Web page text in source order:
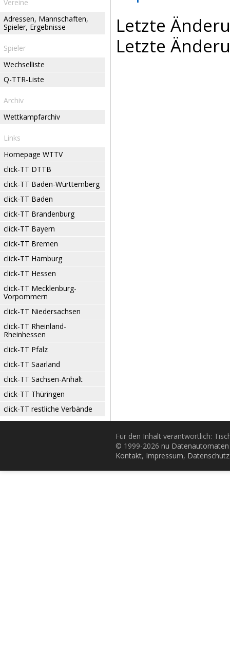
Vereine
Adressen, Mannschaften,
Spieler, Ergebnisse
Spieler
Wechselliste
Q-TTR-Liste
Archiv
Wettkampfarchiv
Links
Homepage WTTV
click-TT DTTB
click-TT Baden-Württemberg
click-TT Baden
click-TT Brandenburg
click-TT Bayern
click-TT Bremen
click-TT Hamburg
click-TT Hessen
click-TT Mecklenburg-
Vorpommern
click-TT Niedersachsen
click-TT Rheinland-
Rheinhessen
click-TT Pfalz
click-TT Saarland
click-TT Sachsen-Anhalt
click-TT Thüringen
click-TT restliche Verbände
Letzte
Letzte
Für den Inhalt verantwortlich:
© 1999-2026 nu
Kontakt, Impressum, Datenschutz